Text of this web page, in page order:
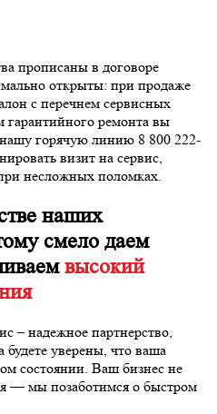
прописаны в договоре
открыты: при продаже
с перечнем сервисных
ремонта вы
нашу горячую линию 8 800 222-
визит на сервис,
несложных поломках.
наших
смело даем
высокий
– надежное партнерство,
будете уверены, что ваша
состоянии. Ваш бизнес не
— мы позаботимся о быстром